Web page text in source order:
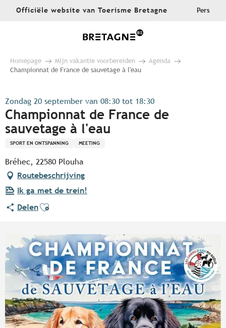
AllerOfficiële website van Toerisme Bretagne Pers
Homepage Mijn vakantie voorbereiden
Agenda
Championnat de France de sauvetage à l'eau
Zondag 20 september van 08:30 tot 18:30
Championnat de France de
sauvetage à l'eau
SPORT EN ONTSPANNING MEETING
Bréhec, 22580 Plouha
Routebeschrijving
Ik ga met de trein!
DelenAjouter aux favoris